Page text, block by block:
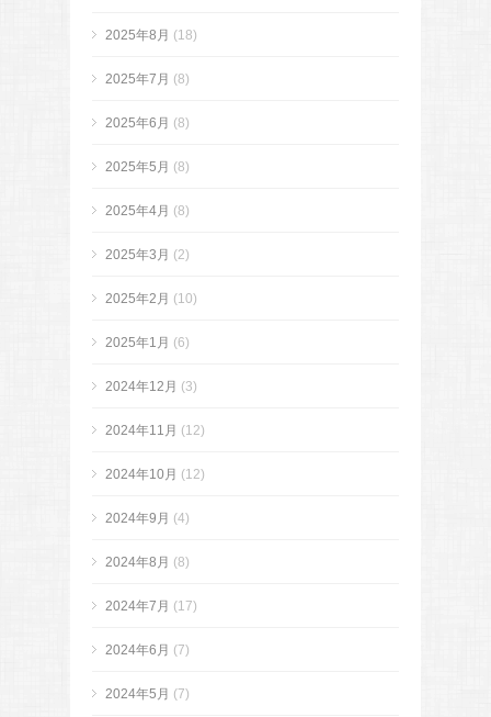
2025年8月 (18)
2025年7月 (8)
2025年6月 (8)
2025年5月 (8)
2025年4月 (8)
2025年3月 (2)
2025年2月 (10)
2025年1月 (6)
2024年12月 (3)
2024年11月 (12)
2024年10月 (12)
2024年9月 (4)
2024年8月 (8)
2024年7月 (17)
2024年6月 (7)
2024年5月 (7)